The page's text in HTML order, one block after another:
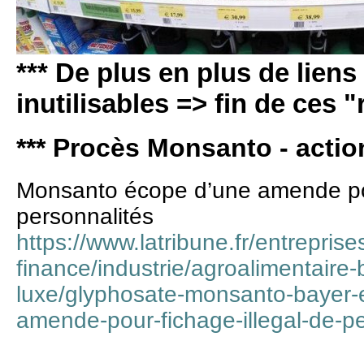
*** De plus en plus de
inutilisables => fin de ces
*** Procès Monsanto -
Monsanto écope d’une amende
personnalités
https://www.latribune.fr/
finance/industrie/
luxe/glyphosate-monsanto-
amende-pour-fichage-illegal-de-